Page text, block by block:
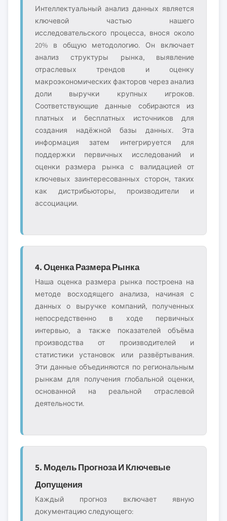
Интеллектуальный анализ данных является
ключевой частью нашего
исследовательского процесса, внося около
20% в общую методологию. Он включает
анализ структуры рынка, выявление
отраслевых трендов и оценку
макроэкономических факторов через анализ
доли выручки крупных игроков.
Соответствующие данные собираются из
платных и бесплатных источников для
создания надёжной базы данных. Эта
информация затем интегрируется для
поддержки первичных исследований и
оценки размера рынка с валидацией от
ключевых заинтересованных сторон, таких
как дистрибьюторы, производители и
ассоциации.
4. Оценка Размера Рынка
Наша оценка размера рынка построена на
методе восходящего анализа, начиная с
данных о выручке компаний, полученных
непосредственно в ходе первичных
интервью, а также показателей объёма
производства от производителей и
статистики установок или развёртывания.
Эти данные объединяются по региональным
рынкам для получения глобальной оценки,
основанной на реальной отраслевой
деятельности.
5. Модель Прогноза И Ключевые
Допущения
Каждый прогноз включает явную
документацию следующего: